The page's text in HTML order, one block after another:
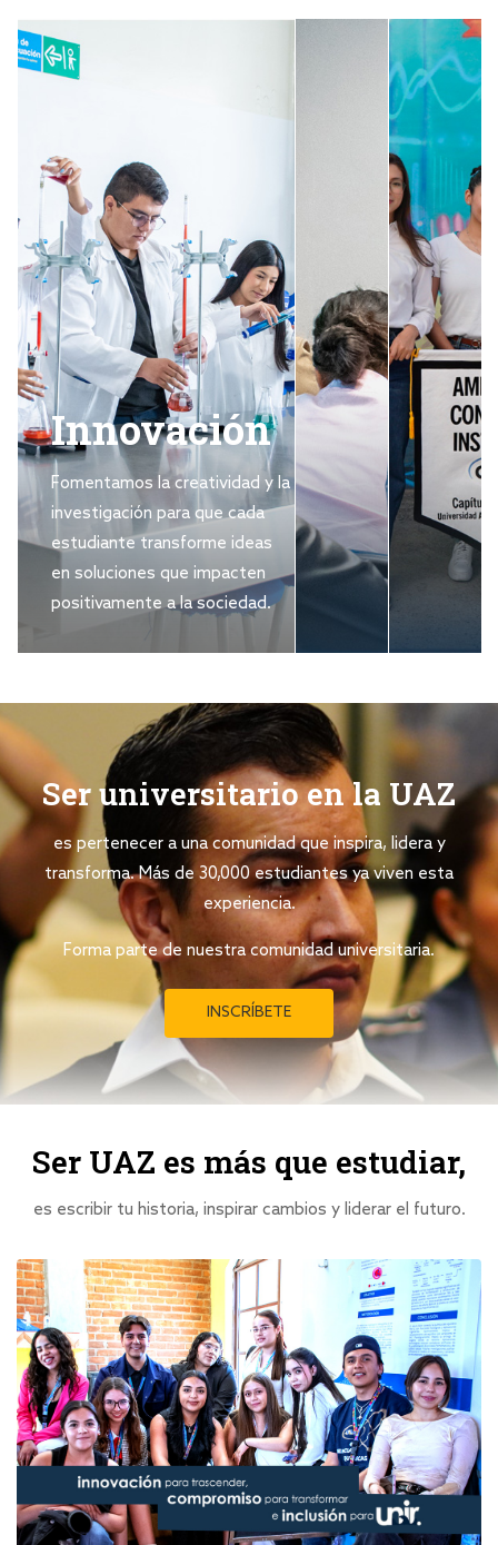
Innovación
Fomentamos la creatividad y la
investigación para que cada
estudiante transforme ideas
en soluciones que impacten
positivamente a la sociedad.
Ser universitario en la UAZ
es pertenecer a una comunidad que inspira, lidera y
transforma. Más de 30,000 estudiantes ya viven esta
experiencia.
Forma parte de nuestra comunidad universitaria.
INSCRÍBETE
Ser UAZ es más que estudiar,
es escribir tu historia, inspirar cambios y liderar el futuro.